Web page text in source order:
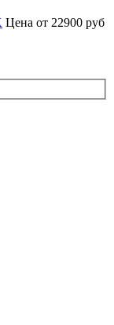
Цена от 22900 руб